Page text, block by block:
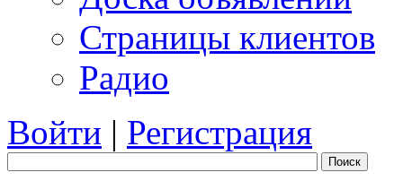
Страницы клиентов
Радио
Войти | Регистрация
Поиск